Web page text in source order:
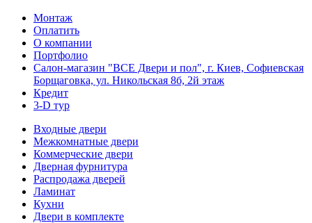
Монтаж
Оплатить
О компании
Портфолио
Салон-магазин "ВСЕ Двери и пол", г. Киев, Софиевская
Борщаговка, ул. Никольская 8б, 2й этаж
Кредит
3-D тур
Входные двери
Межкомнатные двери
Коммерческие двери
Дверная фурнитура
Распродажа дверей
Ламинат
Кухни
Двери в комплекте